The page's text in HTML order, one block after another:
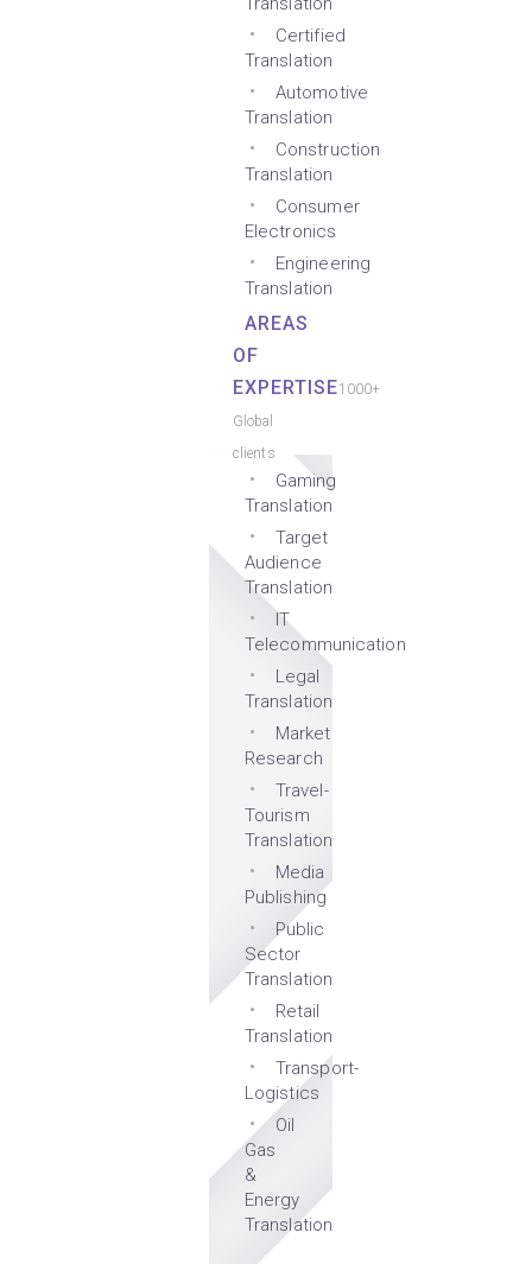
Certified
Translation
Automotive
Translation
Construction
Translation
Consumer
Electronics
Engineering
Translation
AREAS
OF
EXPERTISE1000+
Global
clients
Gaming
Translation
Target
Audience
Translation
IT
Telecommunication
Legal
Translation
Market
Research
Travel-
Tourism
Translation
Media
Publishing
Public
Sector
Translation
Retail
Translation
Transport-
Logistics
Oil
Gas
&
Energy
Translation